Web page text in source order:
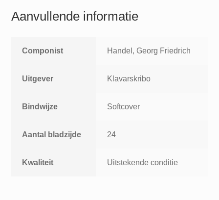
Aanvullende informatie
Componist Handel, Georg Friedrich
Uitgever Klavarskribo
Bindwijze Softcover
Aantal bladzijde 24
Kwaliteit Uitstekende conditie